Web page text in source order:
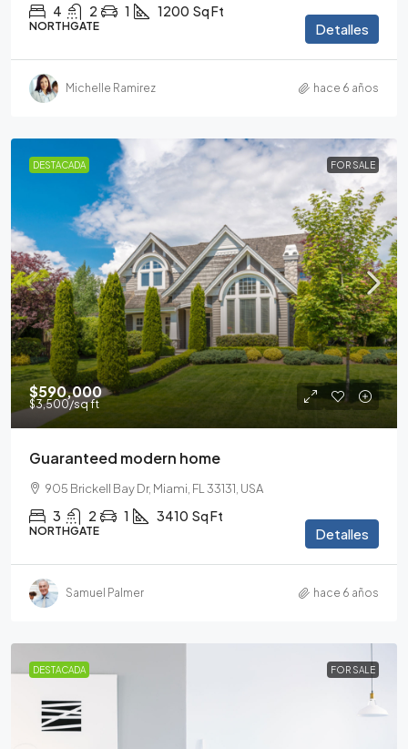
4 2 1 1200 Sq Ft
NORTHGATE Detalles
Michelle Ramirez hace 6 años
DESTACADA FOR SALE
$590,000
$3,500/sq ft
Guaranteed modern home
905 Brickell Bay Dr, Miami, FL 33131, USA
3 2 1 3410 Sq Ft
NORTHGATE Detalles
Samuel Palmer hace 6 años
DESTACADA FOR SALE